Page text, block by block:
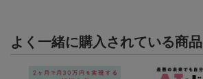
よく一緒に購入されている商品